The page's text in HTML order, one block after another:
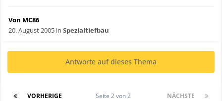
Von MC86
20. August 2005 in Spezialtiefbau
Antworte auf dieses Thema
VORHERIGE NÄCHSTE
Seite 2 von 2